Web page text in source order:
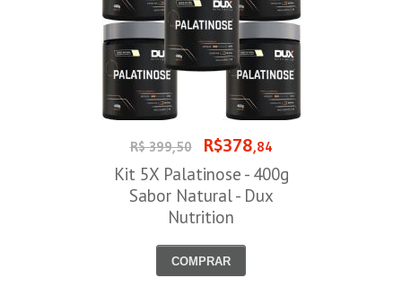
R$ 399,50 R$378,84
Kit 5X Palatinose - 400g
Sabor Natural - Dux
Nutrition
COMPRAR